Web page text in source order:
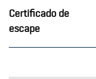
Certificado de
escape